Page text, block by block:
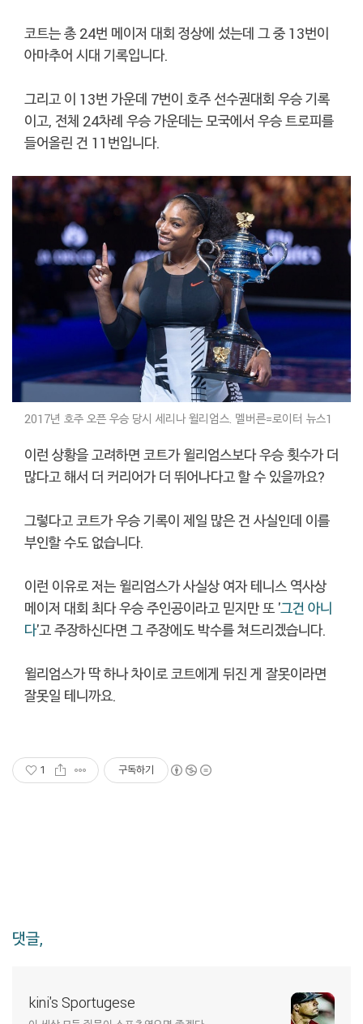
코트는 총 24번 메이저 대회 정상에 섰는데 그 중 13번이
아마추어 시대 기록입니다.
그리고 이 13번 가운데 7번이 호주 선수권대회 우승 기록
이고, 전체 24차례 우승 가운데는 모국에서 우승 트로피를
들어올린 건 11번입니다.
2017년 호주 오픈 우승 당시 세리나 윌리엄스. 멜버른=로이터 뉴스1
이런 상황을 고려하면 코트가 윌리엄스보다 우승 횟수가 더
많다고 해서 더 커리어가 더 뛰어나다고 할 수 있을까요?
그렇다고 코트가 우승 기록이 제일 많은 건 사실인데 이를
부인할 수도 없습니다.
이런 이유로 저는 윌리엄스가 사실상 여자 테니스 역사상
메이저 대회 최다 우승 주인공이라고 믿지만 또 '그건 아니
다'고 주장하신다면 그 주장에도 박수를 쳐드리겠습니다.
윌리엄스가 딱 하나 차이로 코트에게 뒤진 게 잘못이라면
잘못일 테니까요.
1 구독하기
댓글,
kini's Sportugese